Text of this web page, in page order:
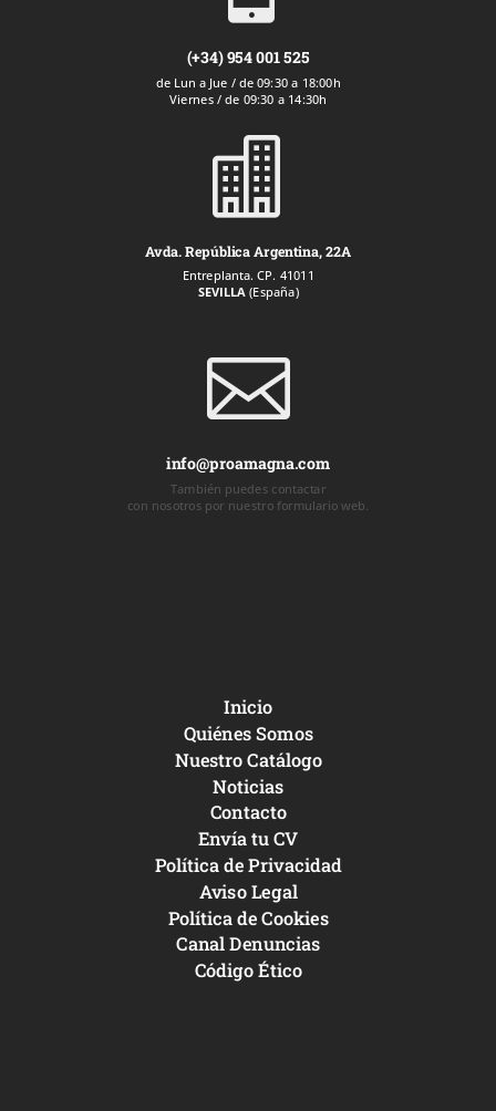
(+34) 954 001 525
de Lun a Jue / de 09:30 a 18:00h
Viernes / de 09:30 a 14:30h

Avda. República Argentina, 22A
Entreplanta. CP. 41011
SEVILLA (España)

info@proamagna.com
También puedes contactar
con nosotros por nuestro formulario web.
Inicio
Quiénes Somos
Nuestro Catálogo
Noticias
Contacto
Envía tu CV
Política de Privacidad
Aviso Legal
Política de Cookies
Canal Denuncias
Código Ético